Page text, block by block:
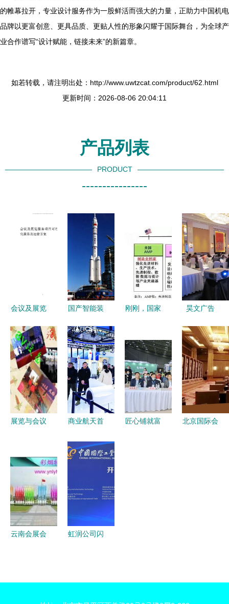
的帷幕拉开，专业设计服务作为一股鲜活而强大的力量，正助力中国机电
品牌以更富创意、更具品质、更贴人性的形象闪耀于国际舞台，为全球产
业合作谱写“设计赋能，链接未来”的新篇章。
如若转载，请注明出处：http://www.uwtzcat.com/product/62.html
更新时间：2026-08-06 20:04:11
产品列表
PRODUCT
----------------
会议及展览
行性研究报
告及运营方
案（瑞克咨
询·2024年
编·专业设
计服务）
国产智能装
航空航天领
域的最新应
用 技术突
破与场景落
地
刚刚，国家
一封信——
专业设计服
务迎来新机
遇
昊文广告
服务赋能展
览展示活动
策划
展览与会议
经济学博弈
看未来趋势
商业航天首
余家企业竞
亮相
匠心铺就富
北京国际会
云南会展会
虹润公司闪